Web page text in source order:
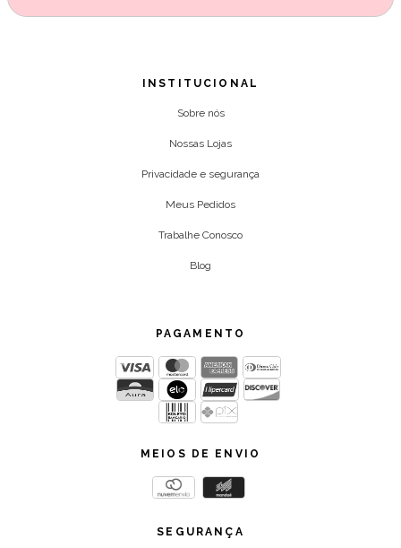
INSTITUCIONAL
Sobre nós
Nossas Lojas
Privacidade e segurança
Meus Pedidos
Trabalhe Conosco
Blog
PAGAMENTO
MEIOS DE ENVIO
SEGURANÇA